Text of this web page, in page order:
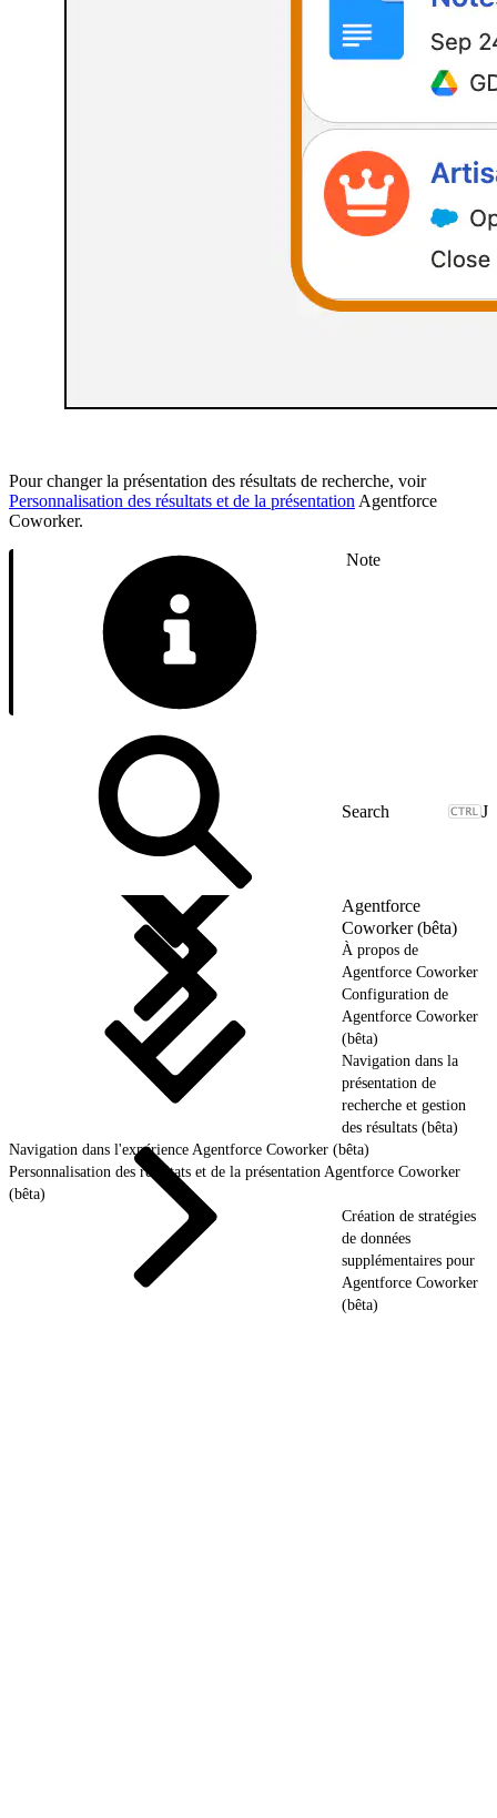
Pour changer la présentation des résultats de recherche, voir
Personnalisation des résultats et de la présentation Agentforce
Coworker.
Note
J
Agentforce
Coworker (bêta)
À propos de
Agentforce Coworker
Configuration de
Agentforce Coworker
(bêta)
Navigation dans la
présentation de
recherche et gestion
des résultats (bêta)
Navigation dans l'expérience Agentforce Coworker (bêta)
Personnalisation des résultats et de la présentation Agentforce Coworker
(bêta)
Création de stratégies
de données
supplémentaires pour
Agentforce Coworker
(bêta)